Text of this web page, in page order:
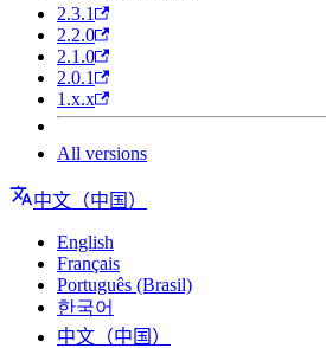
2.3.1
2.2.0
2.1.0
2.0.1
1.x.x
All versions
中文（中国）
English
Français
Português (Brasil)
한국어
中文（中国）